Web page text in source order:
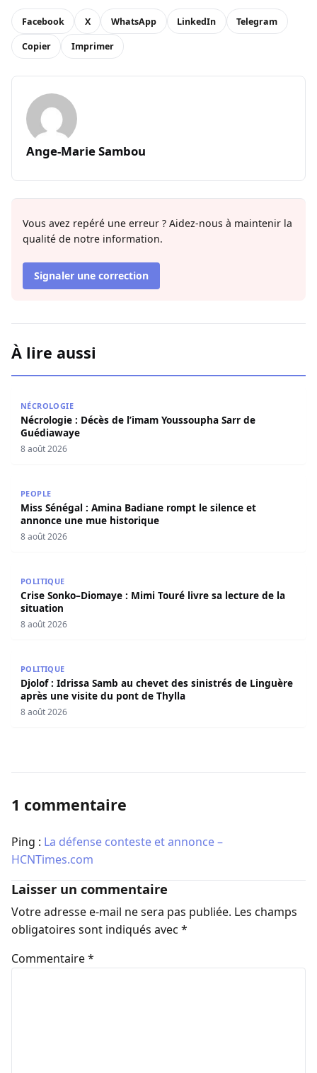
Facebook X WhatsApp LinkedIn Telegram
Copier Imprimer
Ange-Marie Sambou
Vous avez repéré une erreur ? Aidez-nous à maintenir la
qualité de notre information.
Signaler une correction
À lire aussi
NÉCROLOGIE
Nécrologie : Décès de l’imam Youssoupha Sarr de
Guédiawaye
8 août 2026
PEOPLE
Miss Sénégal : Amina Badiane rompt le silence et
annonce une mue historique
8 août 2026
POLITIQUE
Crise Sonko–Diomaye : Mimi Touré livre sa lecture de la
situation
8 août 2026
POLITIQUE
Djolof : Idrissa Samb au chevet des sinistrés de Linguère
après une visite du pont de Thylla
8 août 2026
1 commentaire
Ping : La défense conteste et annonce –
HCNTimes.com
Laisser un commentaire
Votre adresse e-mail ne sera pas publiée. Les champs
obligatoires sont indiqués avec *
Commentaire*